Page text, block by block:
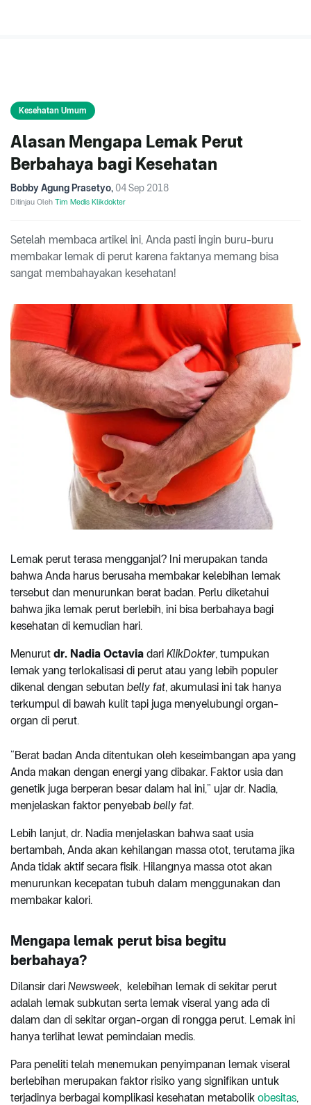
Kesehatan Umum
Alasan Mengapa Lemak Perut
Berbahaya bagi Kesehatan
Bobby Agung Prasetyo, 04 Sep 2018
Ditinjau Oleh Tim Medis Klikdokter
Setelah membaca artikel ini, Anda pasti ingin buru-buru
membakar lemak di perut karena faktanya memang bisa
sangat membahayakan kesehatan!
Lemak perut terasa mengganjal? Ini merupakan tanda
bahwa Anda harus berusaha membakar kelebihan lemak
tersebut dan menurunkan berat badan. Perlu diketahui
bahwa jika lemak perut berlebih, ini bisa berbahaya bagi
kesehatan di kemudian hari.
Menurut dr. Nadia Octavia dari KlikDokter, tumpukan
lemak yang terlokalisasi di perut atau yang lebih populer
dikenal dengan sebutan belly fat, akumulasi ini tak hanya
terkumpul di bawah kulit tapi juga menyelubungi organ-
organ di perut.
“Berat badan Anda ditentukan oleh keseimbangan apa yang
Anda makan dengan energi yang dibakar. Faktor usia dan
genetik juga berperan besar dalam hal ini,” ujar dr. Nadia,
menjelaskan faktor penyebab belly fat.
Lebih lanjut, dr. Nadia menjelaskan bahwa saat usia
bertambah, Anda akan kehilangan massa otot, terutama jika
Anda tidak aktif secara fisik. Hilangnya massa otot akan
menurunkan kecepatan tubuh dalam menggunakan dan
membakar kalori.
Mengapa lemak perut bisa begitu
berbahaya?
Dilansir dari Newsweek, kelebihan lemak di sekitar perut
adalah lemak subkutan serta lemak viseral yang ada di
dalam dan di sekitar organ-organ di rongga perut. Lemak ini
hanya terlihat lewat pemindaian medis.
Para peneliti telah menemukan penyimpanan lemak viseral
berlebihan merupakan faktor risiko yang signifikan untuk
terjadinya berbagai komplikasi kesehatan metabolik obesitas,